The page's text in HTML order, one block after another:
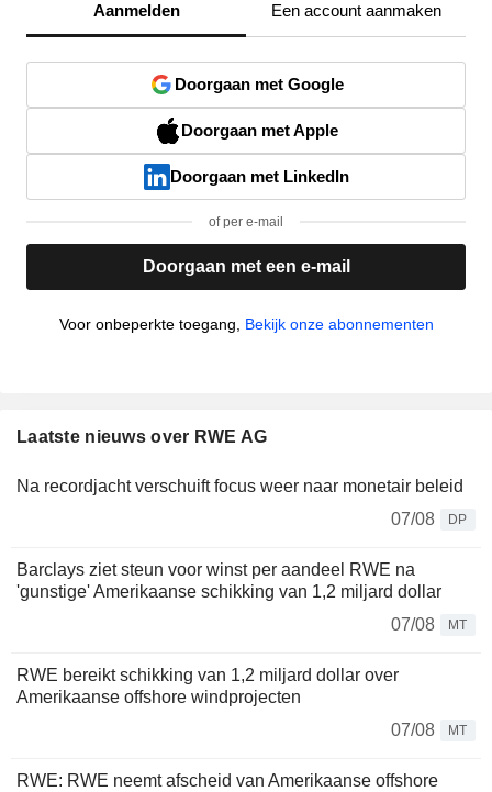
Aanmelden Een account aanmaken
Doorgaan met Google
Doorgaan met Apple
Doorgaan met LinkedIn
of per e-mail
Doorgaan met een e-mail
Voor onbeperkte toegang, Bekijk onze abonnementen
Laatste nieuws over RWE AG
Na recordjacht verschuift focus weer naar monetair beleid
07/08
DP
Barclays ziet steun voor winst per aandeel RWE na
'gunstige' Amerikaanse schikking van 1,2 miljard dollar
07/08
MT
RWE bereikt schikking van 1,2 miljard dollar over
Amerikaanse offshore windprojecten
07/08
MT
RWE: RWE neemt afscheid van Amerikaanse offshore